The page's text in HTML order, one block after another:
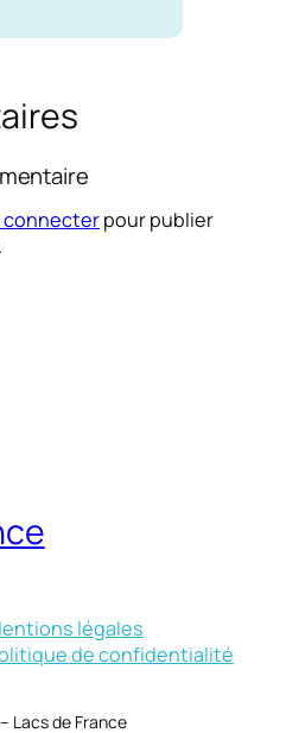
connecterpour publier
légales
de confidentialité
Lacs de France